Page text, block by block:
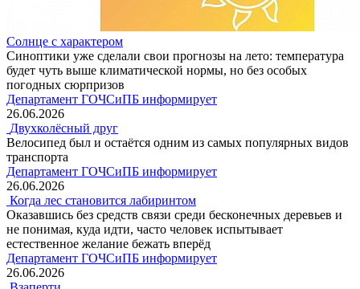
Солнце с характером
Синоптики уже сделали свои прогнозы на лето: температура
будет чуть выше климатической нормы, но без особых
погодных сюрпризов
Департамент ГОЧСиПБ информирует
26.06.2026
Двухколёсный друг
Велосипед был и остаётся одним из самых популярных видов
транспорта
Департамент ГОЧСиПБ информирует
26.06.2026
Когда лес становится лабиринтом
Оказавшись без средств связи среди бесконечных деревьев и
не понимая, куда идти, часто человек испытывает
естественное желание бежать вперёд
Департамент ГОЧСиПБ информирует
26.06.2026